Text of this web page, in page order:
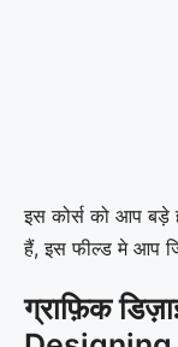
इस कोर्स को आप
हैं, इस फील्ड मे आप
ग्राफ़िक